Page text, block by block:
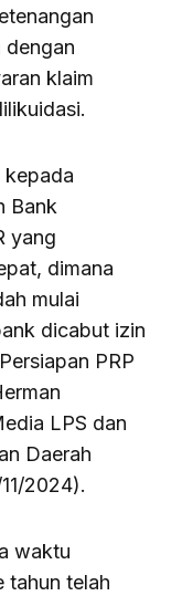
dengan
klaim
kepada
Bank
yang
dimana
mulai
dicabut izin
PRP
LPS dan
Daerah
2024).
waktu
tahun telah